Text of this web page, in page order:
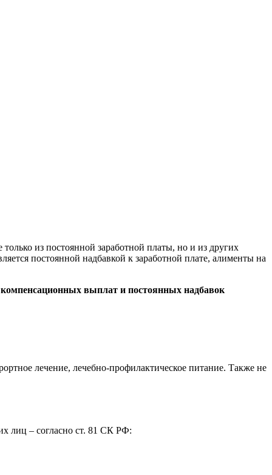
из постоянной заработной платы, но и из других
постоянной надбавкой к заработной плате, алименты на
компенсационных выплат и постоянных надбавок
лечение, лечебно-профилактическое питание. Также не
лиц – согласно ст. 81 СК РФ: